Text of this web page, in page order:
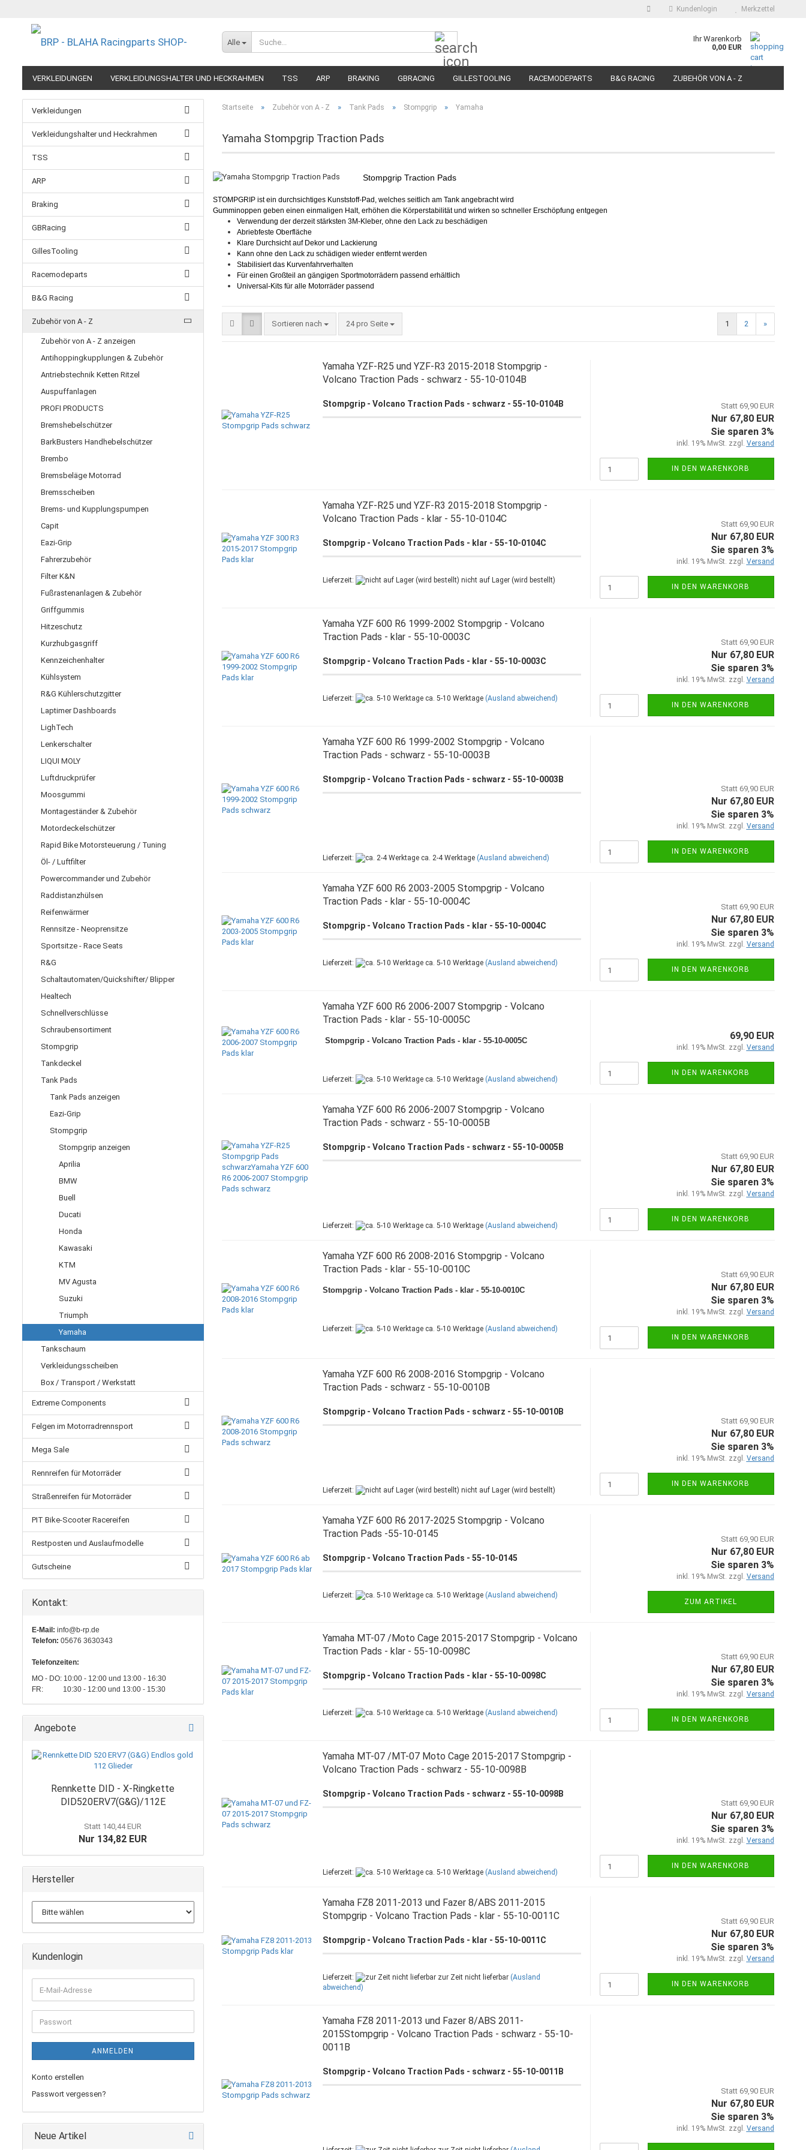
Kundenlogin Merkzettel
Alle Ihr Warenkorb
0,00 EUR
VERKLEIDUNGEN VERKLEIDUNGSHALTER UND HECKRAHMEN TSS ARP BRAKING GBRACING GILLESTOOLING RACEMODEPARTS B&G RACING ZUBEHÖR VON A - Z
EXTREME COMPONENTS FELGEN IM MOTORRADRENNSPORT MEGA SALE RENNREIFEN FÜR MOTORRÄDER STRASSENREIFEN FÜR MOTORRÄDER
Startseite » Zubehör von A - Z » Tank Pads » Stompgrip » Yamaha
Yamaha Stompgrip Traction Pads
Stompgrip Traction Pads
STOMPGRIP ist ein durchsichtiges Kunststoff-Pad, welches seitlich am Tank angebracht wird
Gumminoppen geben einen einmaligen Halt, erhöhen die Körperstabilität und wirken so schneller Erschöpfung entgegen
Verwendung der derzeit stärksten 3M-Kleber, ohne den Lack zu beschädigen
Abriebfeste Oberfläche
Klare Durchsicht auf Dekor und Lackierung
Kann ohne den Lack zu schädigen wieder entfernt werden
Stabilisiert das Kurvenfahrverhalten
Für einen Großteil an gängigen Sportmotorrädern passend erhältlich
Universal-Kits für alle Motorräder passend
Sortieren nach
Sortieren nach 24 pro Seite
pro Seite 1 2 »
Yamaha YZF-R25 und YZF-R3 2015-2018 Stompgrip -
Volcano Traction Pads - schwarz - 55-10-0104B
Stompgrip - Volcano Traction Pads - schwarz - 55-10-0104B Statt 69,90 EUR
Nur 67,80 EUR
Sie sparen 3%
inkl. 19% MwSt. zzgl. Versand
IN DEN WARENKORB
Yamaha YZF-R25 und YZF-R3 2015-2018 Stompgrip -
Volcano Traction Pads - klar - 55-10-0104C
Stompgrip - Volcano Traction Pads - klar - 55-10-0104C
Lieferzeit: nicht auf Lager (wird bestellt)
Statt 69,90 EUR
Nur 67,80 EUR
Sie sparen 3%
inkl. 19% MwSt. zzgl. Versand
IN DEN WARENKORB
Yamaha YZF 600 R6 1999-2002 Stompgrip - Volcano
Traction Pads - klar - 55-10-0003C
Stompgrip - Volcano Traction Pads - klar - 55-10-0003C
Lieferzeit: ca. 5-10 Werktage (Ausland abweichend)
Statt 69,90 EUR
Nur 67,80 EUR
Sie sparen 3%
inkl. 19% MwSt. zzgl. Versand
IN DEN WARENKORB
Yamaha YZF 600 R6 1999-2002 Stompgrip - Volcano
Traction Pads - schwarz - 55-10-0003B
Stompgrip - Volcano Traction Pads - schwarz - 55-10-0003B
Lieferzeit: ca. 2-4 Werktage (Ausland abweichend)
Statt 69,90 EUR
Nur 67,80 EUR
Sie sparen 3%
inkl. 19% MwSt. zzgl. Versand
IN DEN WARENKORB
Yamaha YZF 600 R6 2003-2005 Stompgrip - Volcano
Traction Pads - klar - 55-10-0004C
Stompgrip - Volcano Traction Pads - klar - 55-10-0004C
Lieferzeit: ca. 5-10 Werktage (Ausland abweichend)
Statt 69,90 EUR
Nur 67,80 EUR
Sie sparen 3%
inkl. 19% MwSt. zzgl. Versand
IN DEN WARENKORB
Yamaha YZF 600 R6 2006-2007 Stompgrip - Volcano
Traction Pads - klar - 55-10-0005C
Stompgrip - Volcano Traction Pads - klar - 55-10-0005C
Lieferzeit: ca. 5-10 Werktage (Ausland abweichend)
69,90 EUR
inkl. 19% MwSt. zzgl. Versand
IN DEN WARENKORB
Yamaha YZF 600 R6 2006-2007 Stompgrip - Volcano
Traction Pads - schwarz - 55-10-0005B
Stompgrip - Volcano Traction Pads - schwarz - 55-10-0005B
Lieferzeit: ca. 5-10 Werktage (Ausland abweichend)
Statt 69,90 EUR
Nur 67,80 EUR
Sie sparen 3%
inkl. 19% MwSt. zzgl. Versand
IN DEN WARENKORB
Yamaha YZF 600 R6 2008-2016 Stompgrip - Volcano
Traction Pads - klar - 55-10-0010C
Stompgrip - Volcano Traction Pads - klar - 55-10-0010C
Lieferzeit: ca. 5-10 Werktage (Ausland abweichend)
Statt 69,90 EUR
Nur 67,80 EUR
Sie sparen 3%
inkl. 19% MwSt. zzgl. Versand
IN DEN WARENKORB
Yamaha YZF 600 R6 2008-2016 Stompgrip - Volcano
Traction Pads - schwarz - 55-10-0010B
Stompgrip - Volcano Traction Pads - schwarz - 55-10-0010B
Lieferzeit: nicht auf Lager (wird bestellt)
Statt 69,90 EUR
Nur 67,80 EUR
Sie sparen 3%
inkl. 19% MwSt. zzgl. Versand
IN DEN WARENKORB
Yamaha YZF 600 R6 2017-2025 Stompgrip - Volcano
Traction Pads -55-10-0145
Stompgrip - Volcano Traction Pads - 55-10-0145
Lieferzeit: ca. 5-10 Werktage (Ausland abweichend)
Statt 69,90 EUR
Nur 67,80 EUR
Sie sparen 3%
inkl. 19% MwSt. zzgl. Versand
ZUM ARTIKEL
Yamaha MT-07 /Moto Cage 2015-2017 Stompgrip - Volcano
Traction Pads - klar - 55-10-0098C
Stompgrip - Volcano Traction Pads - klar - 55-10-0098C
Lieferzeit: ca. 5-10 Werktage (Ausland abweichend)
Statt 69,90 EUR
Nur 67,80 EUR
Sie sparen 3%
inkl. 19% MwSt. zzgl. Versand
IN DEN WARENKORB
Yamaha MT-07 /MT-07 Moto Cage 2015-2017 Stompgrip -
Volcano Traction Pads - schwarz - 55-10-0098B
Stompgrip - Volcano Traction Pads - schwarz - 55-10-0098B
Lieferzeit: ca. 5-10 Werktage (Ausland abweichend)
Statt 69,90 EUR
Nur 67,80 EUR
Sie sparen 3%
inkl. 19% MwSt. zzgl. Versand
IN DEN WARENKORB
Yamaha FZ8 2011-2013 und Fazer 8/ABS 2011-2015
Stompgrip - Volcano Traction Pads - klar - 55-10-0011C
Stompgrip - Volcano Traction Pads - klar - 55-10-0011C
Lieferzeit: zur Zeit nicht lieferbar (Ausland
abweichend)
Statt 69,90 EUR
Nur 67,80 EUR
Sie sparen 3%
inkl. 19% MwSt. zzgl. Versand
IN DEN WARENKORB
Yamaha FZ8 2011-2013 und Fazer 8/ABS 2011-
2015Stompgrip - Volcano Traction Pads - schwarz - 55-10-
0011B
Stompgrip - Volcano Traction Pads - schwarz - 55-10-0011B
Statt 69,90 EUR
Nur 67,80 EUR
Sie sparen 3%
inkl. 19% MwSt. zzgl. Versand
Verkleidungen
Verkleidungshalter und Heckrahmen
TSS
ARP
Braking
GBRacing
GillesTooling
Racemodeparts
B&G Racing
Zubehör von A - Z
Zubehör von A - Z anzeigen
Antihoppingkupplungen & Zubehör
Antriebstechnik Ketten Ritzel
Auspuffanlagen
PROFI PRODUCTS
Bremshebelschützer
BarkBusters Handhebelschützer
Brembo
Bremsbeläge Motorrad
Bremsscheiben
Brems- und Kupplungspumpen
Capit
Eazi-Grip
Fahrerzubehör
Filter K&N
Fußrastenanlagen & Zubehör
Griffgummis
Hitzeschutz
Kurzhubgasgriff
Kennzeichenhalter
Kühlsystem
R&G Kühlerschutzgitter
Laptimer Dashboards
LighTech
Lenkerschalter
LIQUI MOLY
Luftdruckprüfer
Moosgummi
Montageständer & Zubehör
Motordeckelschützer
Rapid Bike Motorsteuerung / Tuning
Öl- / Luftfilter
Powercommander und Zubehör
Raddistanzhülsen
Reifenwärmer
Rennsitze - Neoprensitze
Sportsitze - Race Seats
R&G
Schaltautomaten/Quickshifter/ Blipper
Healtech
Schnellverschlüsse
Schraubensortiment
Stompgrip
Tankdeckel
Tank Pads
Tank Pads anzeigen
Eazi-Grip
Stompgrip
Stompgrip anzeigen
Aprilia
BMW
Buell
Ducati
Honda
Kawasaki
KTM
MV Agusta
Suzuki
Triumph
Yamaha
Tankschaum
Verkleidungsscheiben
Box / Transport / Werkstatt
Extreme Components
Felgen im Motorradrennsport
Mega Sale
Rennreifen für Motorräder
Straßenreifen für Motorräder
PIT Bike-Scooter Racereifen
Restposten und Auslaufmodelle
Gutscheine
Kontakt:
E-Mail: info@b-rp.de
Telefon: 05676 3630343
Telefonzeiten:
MO - DO: 10:00 - 12:00 und 13:00 - 16:30
FR: 10:30 - 12:00 und 13:00 - 15:30
Angebote
Rennkette DID - X-Ringkette
DID520ERV7(G&G)/112E
Statt 140,44 EUR
Nur 134,82 EUR
Hersteller
Kundenlogin
E-
Mail-
Adresse
Passwort
ANMELDEN
Konto erstellen
Passwort vergessen?
Neue Artikel